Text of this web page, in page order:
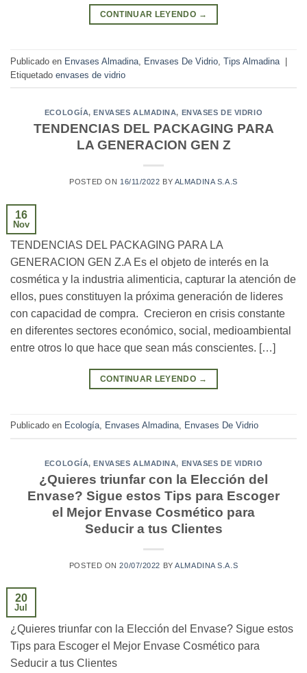
CONTINUAR LEYENDO →
Publicado en Envases Almadina Envases De Vidrio Tips Almadina |
Etiquetado envases de vidrio
ECOLOGÍA, ENVASES ALMADINA, ENVASES DE VIDRIO
TENDENCIAS DEL PACKAGING PARA
LA GENERACION GEN Z
POSTED ON 16/11/2022 BY ALMADINA S.A.S
16
Nov
TENDENCIAS DEL PACKAGING PARA LA
GENERACION GEN Z.A Es el objeto de interés en la
cosmética y la industria alimenticia, capturar la atención de
ellos, pues constituyen la próxima generación de lideres
con capacidad de compra. Crecieron en crisis constante
en diferentes sectores económico, social, medioambiental
entre otros lo que hace que sean más conscientes. […]
CONTINUAR LEYENDO →
Publicado en Ecología, Envases Almadina, Envases De Vidrio
ECOLOGÍA,ENVASES ALMADINA, ENVASES DE VIDRIO
¿Quieres triunfar con la Elección del
Envase? Sigue estos Tips para Escoger
el Mejor Envase Cosmético para
Seducir a tus Clientes
POSTED ON20/07/2022 BYALMADINA S.A.S
20
Jul
¿Quieres triunfar con la Elección del Envase? Sigue estos
Tips para Escoger el Mejor Envase Cosmético para
Seducir a tus Clientes